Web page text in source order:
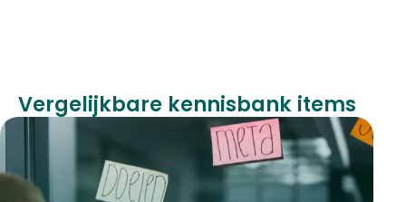
Vergelijkbare kennisbank items